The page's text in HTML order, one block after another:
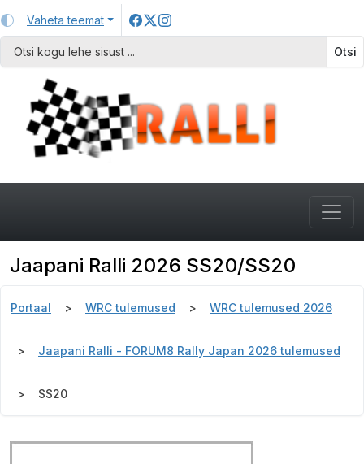
Vaheta teemat
Otsi
Jaapani Ralli 2026 SS20/SS20
Portaal WRC tulemused WRC tulemused 2026
Jaapani Ralli - FORUM8 Rally Japan 2026 tulemused
SS20